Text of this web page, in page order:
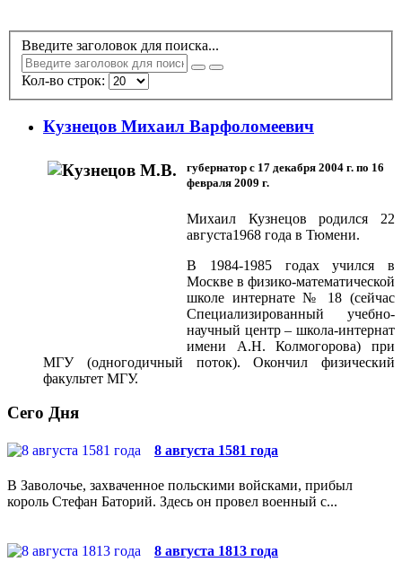
Введите заголовок для поиска...
Кол-во строк:
Кузнецов Михаил Варфоломеевич
губернатор с 17 декабря 2004 г. по 16
февраля 2009 г.
Михаил Кузнецов родился 22
августа1968 года в Тюмени.
В 1984-1985 годах учился в
Москве в физико-математической
школе интернате № 18 (сейчас
Специализированный учебно-
научный центр – школа-интернат
имени А.Н. Колмогорова) при
МГУ (одногодичный поток). Окончил физический
факультет МГУ.
Сего Дня
8 августа 1581 года
В Заволочье, захваченное польскими войсками, прибыл
король Стефан Баторий. Здесь он провел военный с...
8 августа 1813 года